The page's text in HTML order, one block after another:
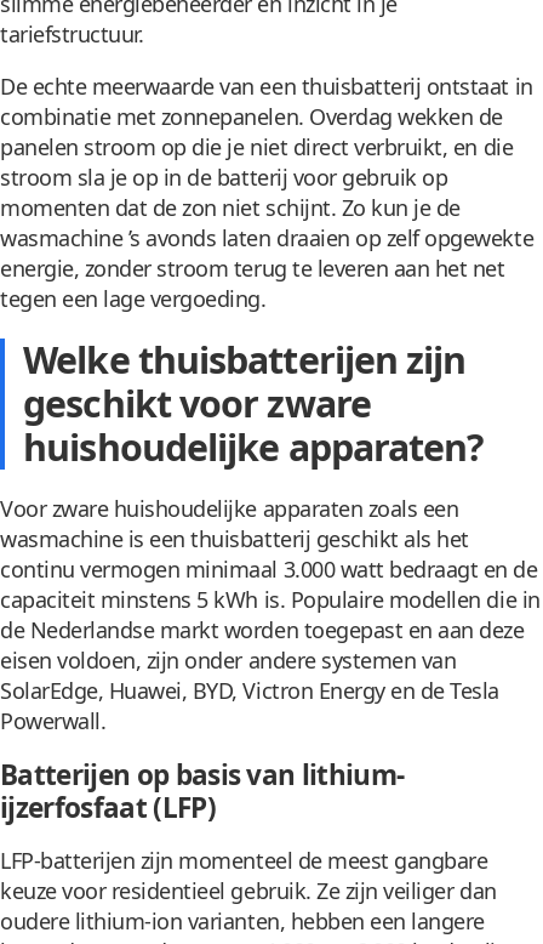
tariefstructuur.
De echte meerwaarde van een thuisbatterij ontstaat in
combinatie met zonnepanelen. Overdag wekken de
panelen stroom op die je niet direct verbruikt, en die
stroom sla je op in de batterij voor gebruik op
momenten dat de zon niet schijnt. Zo kun je de
wasmachine ’s avonds laten draaien op zelf opgewekte
energie, zonder stroom terug te leveren aan het net
tegen een lage vergoeding.
Welke thuisbatterijen zijn
geschikt voor zware
huishoudelijke apparaten?
Voor zware huishoudelijke apparaten zoals een
wasmachine is een thuisbatterij geschikt als het
continu vermogen minimaal 3.000 watt bedraagt en de
capaciteit minstens 5 kWh is. Populaire modellen die in
de Nederlandse markt worden toegepast en aan deze
eisen voldoen, zijn onder andere systemen van
SolarEdge, Huawei, BYD, Victron Energy en de Tesla
Powerwall.
Batterijen op basis van lithium-
ijzerfosfaat (LFP)
LFP-batterijen zijn momenteel de meest gangbare
keuze voor residentieel gebruik. Ze zijn veiliger dan
oudere lithium-ion varianten, hebben een langere